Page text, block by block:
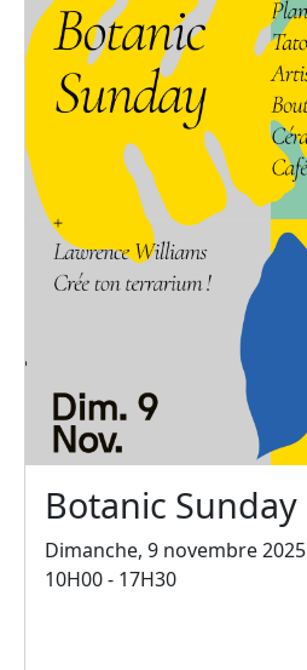
Botanic Sunday
Dimanche, 9 novembre 2025
10H00 - 17H30